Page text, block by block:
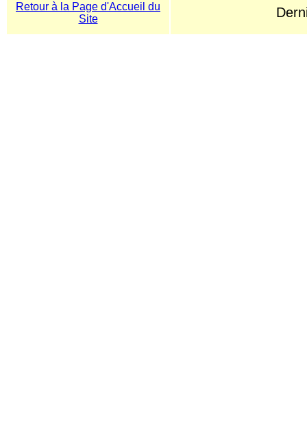
Retour à la Page d'Accueil du
Site